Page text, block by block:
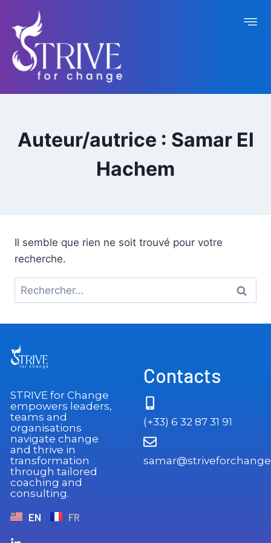
Auteur/autrice : Samar El
Hachem
Il semble que rien ne soit trouvé pour votre
recherche.
STRIVE for Change
empowers leaders,
teams and
organisations
navigate change
and thrive in
transformation
through tailored
coaching and
consulting.
EN
FR
Contacts
(+33) 6 32 87 31 91